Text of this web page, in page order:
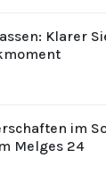
Klarer
im
Melges 24